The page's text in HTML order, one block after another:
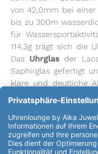
von 42,0mm bei einer
bis zu 300m
für
114,3g trägt sich die
Das Uhrglasder
Saphirglas gefertigt
klare und deutliche
Automatikwerk Laco
Kaliber
und
Qualität und Präzision
schwarz mit dem
Germany und verfügt